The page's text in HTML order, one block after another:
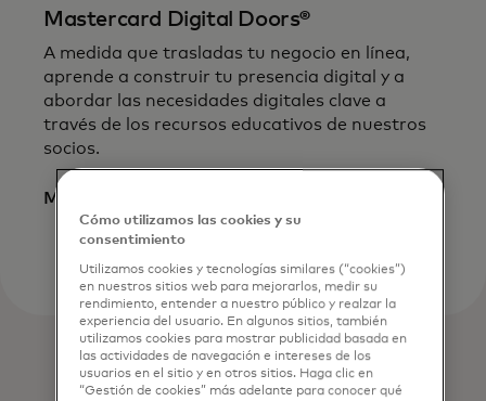
Mastercard Digital Doors®
A medida que trasladas tu negocio en línea,
aprende a construir tu presencia digital y a
abordar las necesidades digitales clave a
través de los recursos educativos de nuestros
socios.
Más información
Cómo utilizamos las cookies y su
consentimiento
Utilizamos cookies y tecnologías similares (“cookies”)
en nuestros sitios web para mejorarlos, medir su
rendimiento, entender a nuestro público y realzar la
experiencia del usuario. En algunos sitios, también
utilizamos cookies para mostrar publicidad basada en
las actividades de navegación e intereses de los
usuarios en el sitio y en otros sitios. Haga clic en
“Gestión de cookies” más adelante para conocer qué